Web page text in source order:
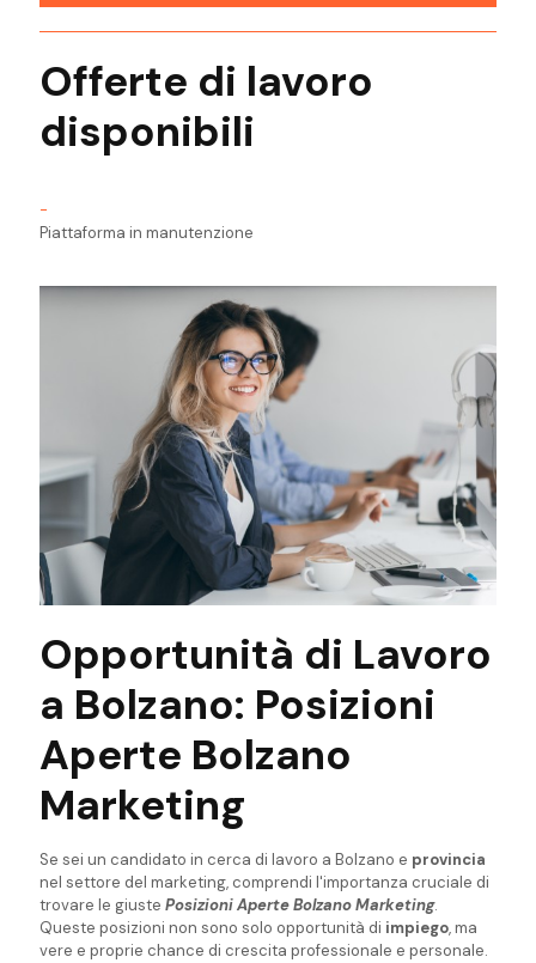
Offerte di lavoro
disponibili
-
Piattaforma in manutenzione
Opportunità di Lavoro
a Bolzano: Posizioni
Aperte Bolzano
Marketing
Se sei un candidato in cerca di lavoro a Bolzano e provincia
nel settore del marketing, comprendi l'importanza cruciale di
trovare le giuste Posizioni Aperte Bolzano Marketing.
Queste posizioni non sono solo opportunità di impiego, ma
vere e proprie chance di crescita professionale e personale.